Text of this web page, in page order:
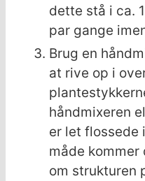
dette stå i ca.
par gange
Brug en
at rive op i
håndmixeren
er let flossede
måde kommer
om strukturen